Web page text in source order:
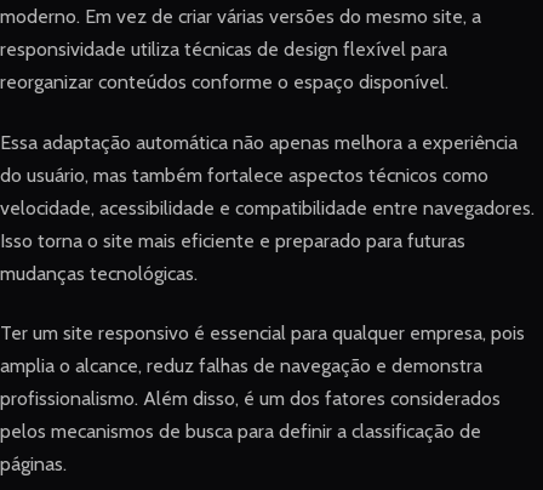
moderno. Em vez de criar várias versões do mesmo site, a
responsividade utiliza técnicas de design flexível para
reorganizar conteúdos conforme o espaço disponível.
Essa adaptação automática não apenas melhora a experiência
do usuário, mas também fortalece aspectos técnicos como
velocidade, acessibilidade e compatibilidade entre navegadores.
Isso torna o site mais eficiente e preparado para futuras
mudanças tecnológicas.
Ter um site responsivo é essencial para qualquer empresa, pois
amplia o alcance, reduz falhas de navegação e demonstra
profissionalismo. Além disso, é um dos fatores considerados
pelos mecanismos de busca para definir a classificação de
páginas.